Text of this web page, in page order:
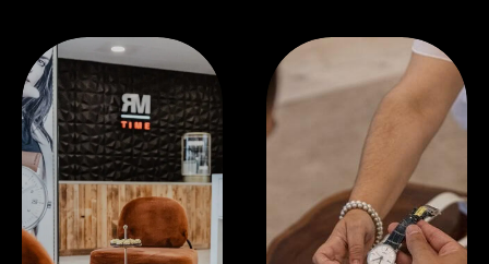
Besuchen Sie uns Jetzt Beraten lassen